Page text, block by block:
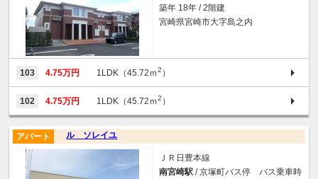
築年 18年 / 2階建
宮崎県宮崎市大字島之内
103 4.75万円 1LDK（45.72ｍ2 ）
102 4.75万円 1LDK（45.72ｍ2 ）
ル ソレイユ
アパート
ＪＲ日豊本線
南宮崎駅 / 京塚町バス停 バス乗車時